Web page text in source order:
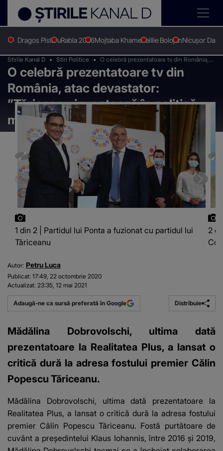
Dragos PislaruRabla 2026Mojtaba KhameneiIlie BolojanNicușor Dan
Stirile Kanal D Stiri Politice
O celebră prezentatoare tv din România,
atac devastator: ”Tăriceanu inventează în
politică mai mult ca penibilul!”
O celebră prezentatoare tv din
România, atac devastator:
”Tăriceanu inventează în politică
mai mult ca penibilul!”
1 din 2 | Partidul lui Ponta a fuzionat cu partidul lui
Tăriceanu
2
Autor: Petru Luca
Publicat: 17:49, 22 octombrie 2020
Actualizat: 23:35, 12 mai 2021
Adaugă-ne ca sursă preferată în Google Distribuie
Mădălina Dobrovolschi, ultima dată
prezentatoare la Realitatea Plus, a lansat o
critică dură la adresa fostului premier Călin
Popescu Tăriceanu.
Mădălina Dobrovolschi, ultima dată prezentatoare la
Realitatea Plus, a lansat o critică dură la adresa fostului
premier Călin Popescu Tăriceanu. Fostă purtătoare de
cuvânt a președintelui Klaus Iohannis, între 2016 și 2019,